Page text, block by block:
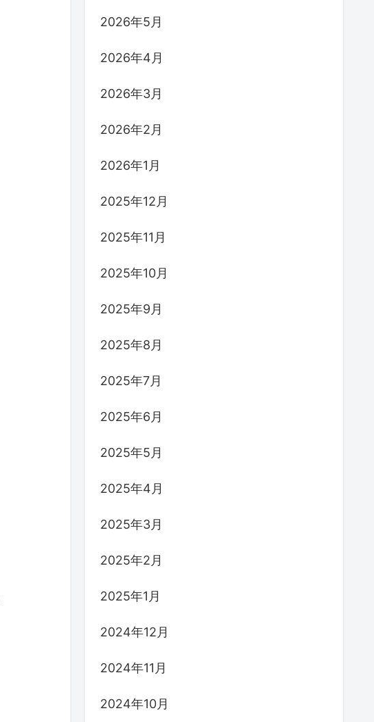
2026年5月
2026年4月
2026年3月
2026年2月
2026年1月
2025年12月
2025年11月
2025年10月
2025年9月
2025年8月
2025年7月
2025年6月
2025年5月
2025年4月
2025年3月
2025年2月
2025年1月
2024年12月
2024年11月
2024年10月